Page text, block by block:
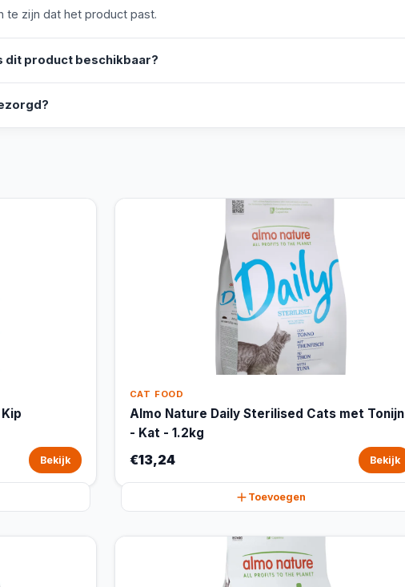
te zijn dat het product past.
dit product beschikbaar?
Bekijk
CAT FOOD
Almo Nature Daily Sterilised Cats met Tonijn
- Kat - 1.2kg
€13,24 Bekijk
Toevoegen